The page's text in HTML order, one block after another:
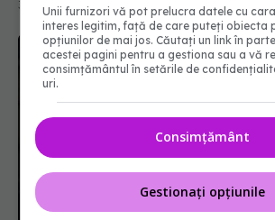
30 mar 2026, 18:12
Unii furnizori vă pot prelucra datele cu
interes legitim, față de care puteți obiecta
opțiunilor de mai jos. Căutați un link în
acestei pagini pentru a gestiona sau a vă
consimțământul în setările de
uri.
Consimțământ
Gestionați opțiunile